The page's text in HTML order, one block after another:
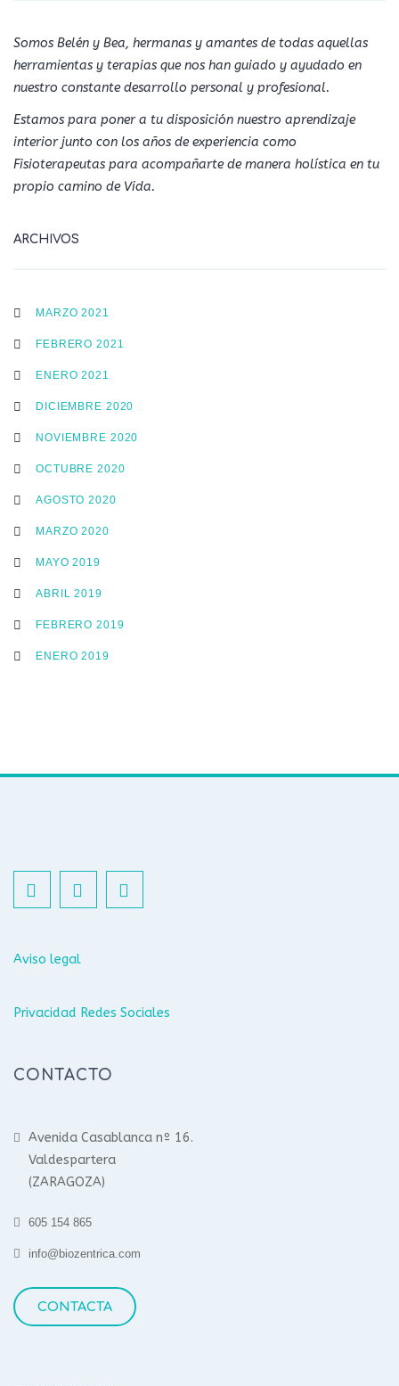
Somos Belén y Bea, hermanas y amantes de todas aquellas
herramientas y terapias que nos han guiado y ayudado en
nuestro constante desarrollo personal y profesional.
Estamos para poner a tu disposición nuestro aprendizaje
interior junto con los años de experiencia como
Fisioterapeutas para acompañarte de manera holística en tu
propio camino de Vida.
ARCHIVOS
MARZO 2021
FEBRERO 2021
ENERO 2021
DICIEMBRE 2020
NOVIEMBRE 2020
OCTUBRE 2020
AGOSTO 2020
MARZO 2020
MAYO 2019
ABRIL 2019
FEBRERO 2019
ENERO 2019
Aviso legal
Privacidad Redes Sociales
CONTACTO
Avenida Casablanca nº 16.
Valdespartera
(ZARAGOZA)
605 154 865
info@biozentrica.com
CONTACTA